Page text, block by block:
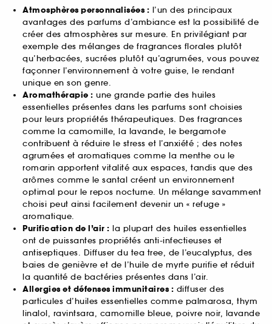
Atmosphères personnalisées : l’un des principaux
avantages des parfums d’ambiance est la possibilité de
créer des atmosphères sur mesure. En privilégiant par
exemple des mélanges de fragrances florales plutôt
qu’herbacées, sucrées plutôt qu’agrumées, vous pouvez
façonner l’environnement à votre guise, le rendant
unique en son genre.
Aromathérapie : une grande partie des huiles
essentielles présentes dans les parfums sont choisies
pour leurs propriétés thérapeutiques. Des fragrances
comme la camomille, la lavande, le bergamote
contribuent à réduire le stress et l’anxiété ; des notes
agrumées et aromatiques comme la menthe ou le
romarin apportent vitalité aux espaces, tandis que des
arômes comme le santal créent un environnement
optimal pour le repos nocturne. Un mélange savamment
choisi peut ainsi facilement devenir un « refuge »
aromatique.
Purification de l’air : la plupart des huiles essentielles
ont de puissantes propriétés anti-infectieuses et
antiseptiques. Diffuser du tea tree, de l’eucalyptus, des
baies de genièvre et de l’huile de myrte purifie et réduit
la quantité de bactéries présentes dans l’air.
Allergies et défenses immunitaires : diffuser des
particules d’huiles essentielles comme palmarosa, thym
linalol, ravintsara, camomille bleue, poivre noir, lavande